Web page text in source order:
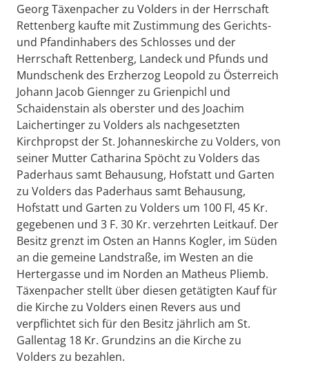
Georg Täxenpacher zu Volders in der Herrschaft
Rettenberg kaufte mit Zustimmung des Gerichts-
und Pfandinhabers des Schlosses und der
Herrschaft Rettenberg, Landeck und Pfunds und
Mundschenk des Erzherzog Leopold zu Österreich
Johann Jacob Giennger zu Grienpichl und
Schaidenstain als oberster und des Joachim
Laichertinger zu Volders als nachgesetzten
Kirchpropst der St. Johanneskirche zu Volders, von
seiner Mutter Catharina Spöcht zu Volders das
Paderhaus samt Behausung, Hofstatt und Garten
zu Volders das Paderhaus samt Behausung,
Hofstatt und Garten zu Volders um 100 Fl, 45 Kr.
gegebenen und 3 F. 30 Kr. verzehrten Leitkauf. Der
Besitz grenzt im Osten an Hanns Kogler, im Süden
an die gemeine Landstraße, im Westen an die
Hertergasse und im Norden an Matheus Pliemb.
Täxenpacher stellt über diesen getätigten Kauf für
die Kirche zu Volders einen Revers aus und
verpflichtet sich für den Besitz jährlich am St.
Gallentag 18 Kr. Grundzins an die Kirche zu
Volders zu bezahlen.